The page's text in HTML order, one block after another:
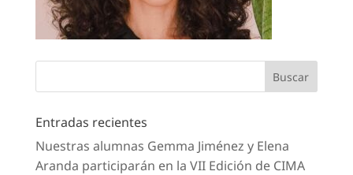
Entradas recientes
Nuestras alumnas Gemma Jiménez y Elena
Aranda participarán en la VII Edición de CIMA